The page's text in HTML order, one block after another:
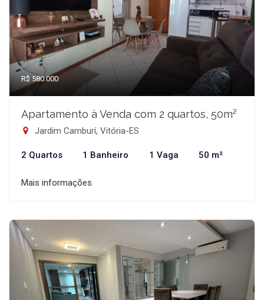
R$ 580.000
Apartamento à Venda com 2 quartos, 50m²
Jardim Camburí, Vitória-ES
2 Quartos 1 Banheiro 1 Vaga 50 m²
Mais informações